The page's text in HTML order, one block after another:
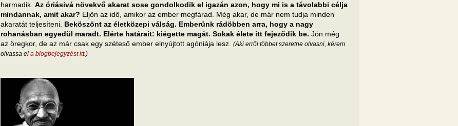
harmadik. Az óriásivá növekvő akarat sose gondolkodik el igazán azon, hogy mi is a távolabbi célja
mindannak, amit akar? Eljön az idő, amikor az ember megfárad. Még akar, de már nem tudja minden
akaratát teljesíteni. Beköszönt az életközepi válság. Emberünk rádöbben arra, hogy a nagy
rohanásban egyedül maradt. Elérte határait: kiégette magát. Sokak élete itt fejeződik be. Jön még
az öregkor, de az már csak egy széteső ember elnyújtott agóniája lesz. (Aki erről többet szeretne olvasni, kérem
olvassa el a blogbejegyzést itt.)